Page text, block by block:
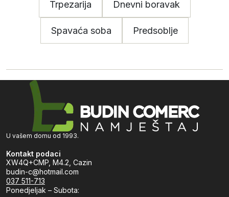
Trpezarija Dnevni boravak
Spavaća soba Predsoblje
U vašem domu od 1993.
Kontakt podaci
XW4Q+CMP, M4.2, Cazin
budin-c@hotmail.com
037 511-713
Ponedjeljak – Subota: